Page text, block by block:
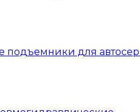
подъемники для